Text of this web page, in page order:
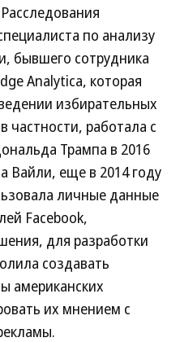
по анализу
бывшего сотрудника
Analytica, которая
избирательных
частности, работала с
Трампа в 2016
Вайли, еще в 2014 году
личные данные
Facebook,
для разработки
создавать
американских
их мнением с